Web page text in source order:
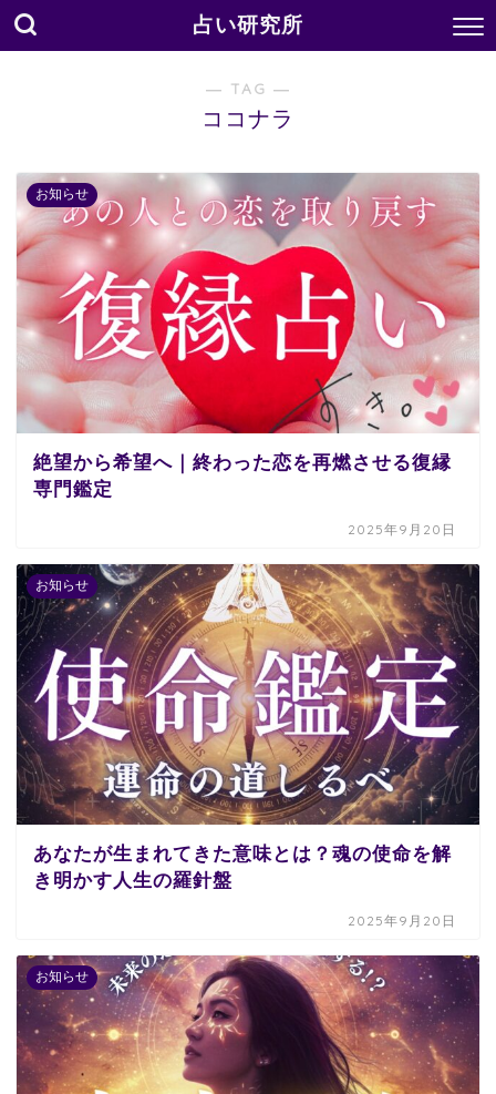
占い研究所
― TAG ―
ココナラ
お知らせ
絶望から希望へ｜終わった恋を再燃させる復縁
専門鑑定
2025年9月20日
お知らせ
あなたが生まれてきた意味とは？魂の使命を解
き明かす人生の羅針盤
2025年9月20日
お知らせ